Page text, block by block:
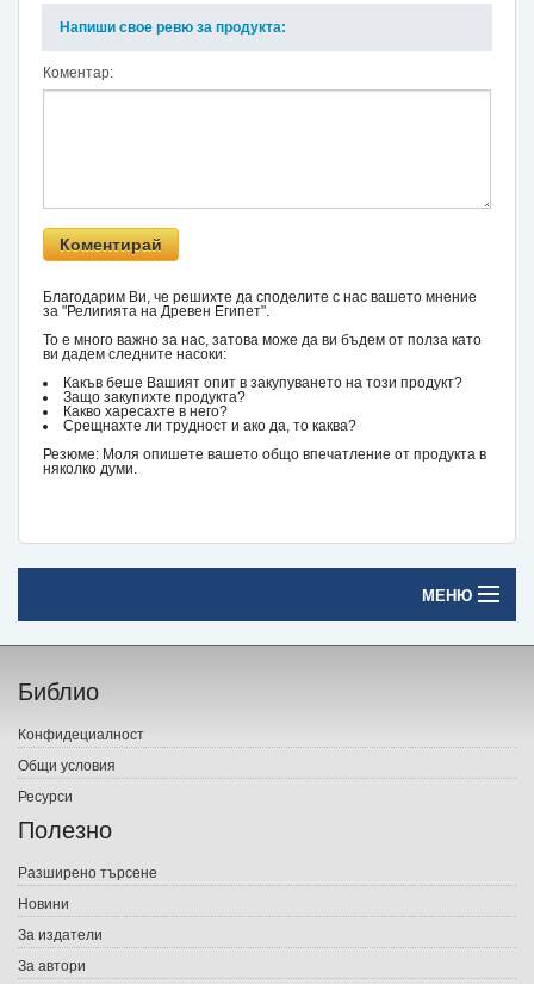
Напиши свое ревю за продукта:
Коментар:
Благодарим Ви, че решихте да споделите с нас вашето мнение
за "Религията на Древен Египет".
То е много важно за нас, затова може да ви бъдем от полза като
ви дадем следните насоки:
Какъв беше Вашият опит в закупуването на този продукт?
Защо закупихте продукта?
Какво харесахте в него?
Срещнахте ли трудност и ако да, то каква?
Резюме: Моля опишете вашето общо впечатление от продукта в
няколко думи.
МЕНЮ
Начало
Печатни книги
Електронни книги
Е-списания
Подаръци
Ваучери
Библио
Конфидециалност
Общи условия
Ресурси
Полезно
Разширено търсене
Новини
За издатели
За автори